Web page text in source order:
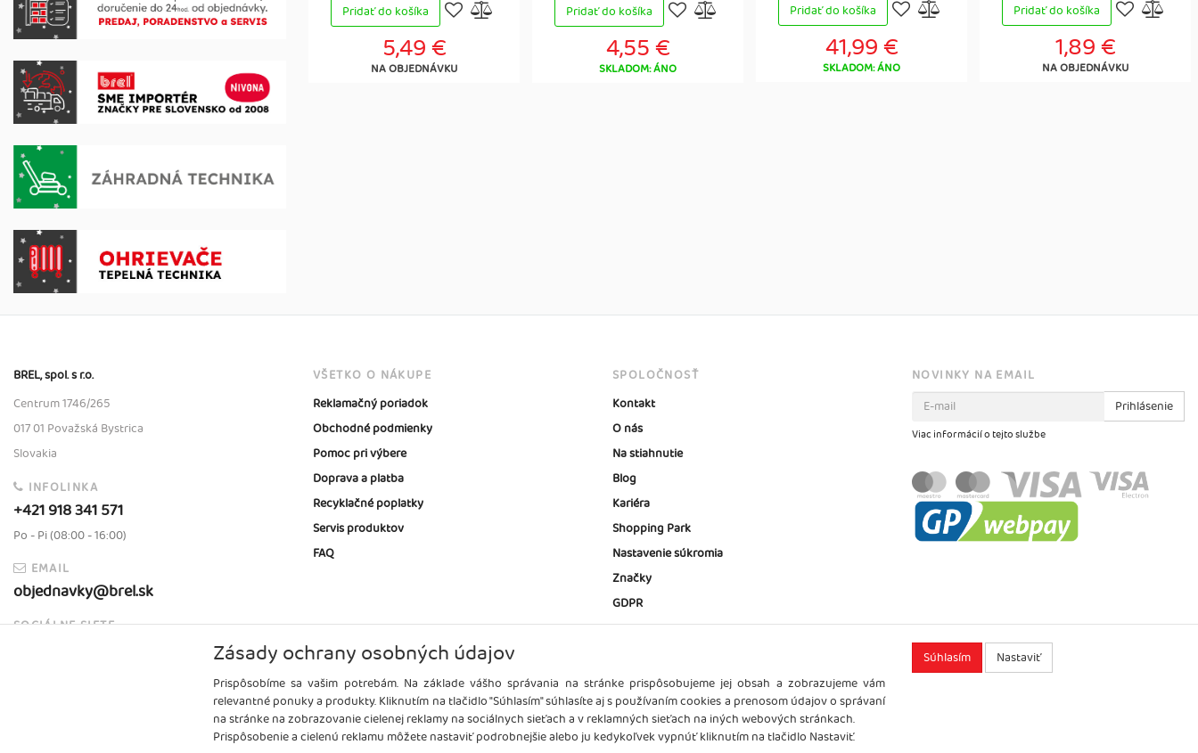
Pridať do košíka
5,49 €
NA OBJEDNÁVKU
Pridať do košíka
4,55 €
SKLADOM: ÁNO
Pridať do košíka
41,99 €
SKLADOM: ÁNO
Pridať do košíka
1,89 €
NA OBJEDNÁVKU
BREL, spol. s r.o.
Centrum 1746/265
017 01 Považská Bystrica
Slovakia
INFOLINKA
+421 918 341 571
Po - Pi (08:00 - 16:00)
EMAIL
objednavky@brel.sk
SOCIÁLNE SIETE
VŠETKO O NÁKUPE
Reklamačný poriadok
Obchodné podmienky
Pomoc pri výbere
Doprava a platba
Recyklačné poplatky
Servis produktov
FAQ
SPOLOČNOSŤ
Kontakt
O nás
Na stiahnutie
Blog
Kariéra
Shopping Park
Nastavenie súkromia
Značky
GDPR
NOVINKY NA EMAIL
Prihlásenie
Viac informácií o tejto službe
Zásady ochrany osobných údajov
Prispôsobíme sa vašim potrebám. Na základe vášho správania na stránke prispôsobujeme jej obsah a zobrazujeme vám
relevantné ponuky a produkty. Kliknutím na tlačidlo "Súhlasím" súhlasíte aj s používaním cookies a prenosom údajov o správaní
na stránke na zobrazovanie cielenej reklamy na sociálnych sieťach a v reklamných sieťach na iných webových stránkach.
Prispôsobenie a cielenú reklamu môžete nastaviť podrobnejšie alebo ju kedykoľvek vypnúť kliknutím na tlačidlo Nastaviť.
Súhlasím Nastaviť